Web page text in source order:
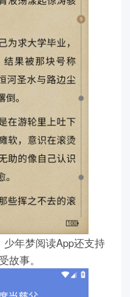
年梦阅读App还支持
故事。